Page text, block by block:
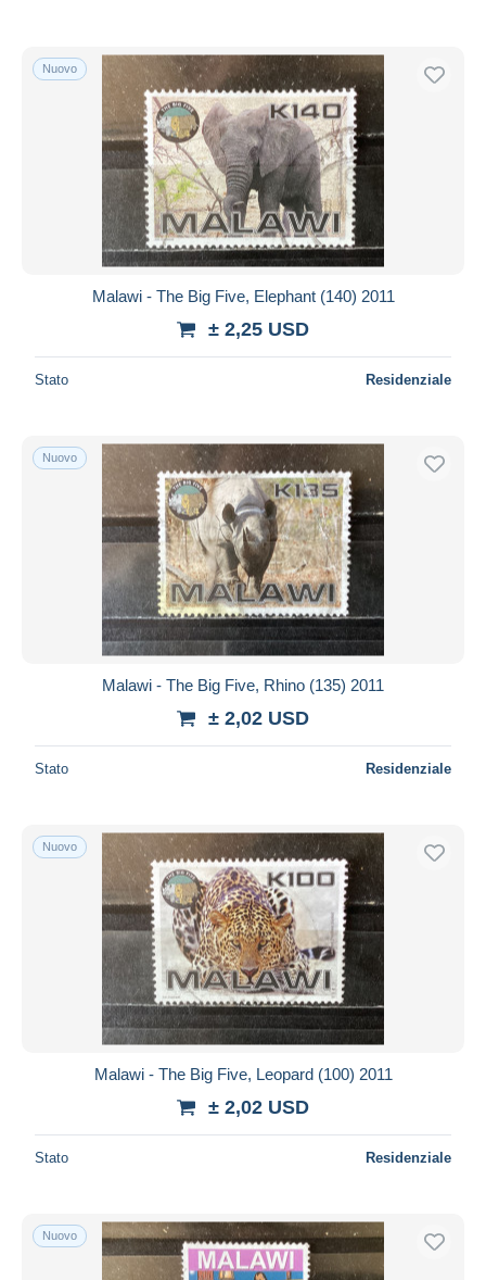
Nuovo
Malawi - The Big Five, Elephant (140) 2011
± 2,25 USD
Stato Residenziale
Nuovo
Malawi - The Big Five, Rhino (135) 2011
± 2,02 USD
Stato Residenziale
Nuovo
Malawi - The Big Five, Leopard (100) 2011
± 2,02 USD
Stato Residenziale
Nuovo